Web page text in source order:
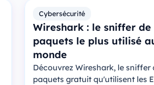
Cybersécurité
Wireshark : le sniffer de
paquets le plus utilisé
monde
Découvrez Wireshark, le sniffer
paquets gratuit qu'utilisent les